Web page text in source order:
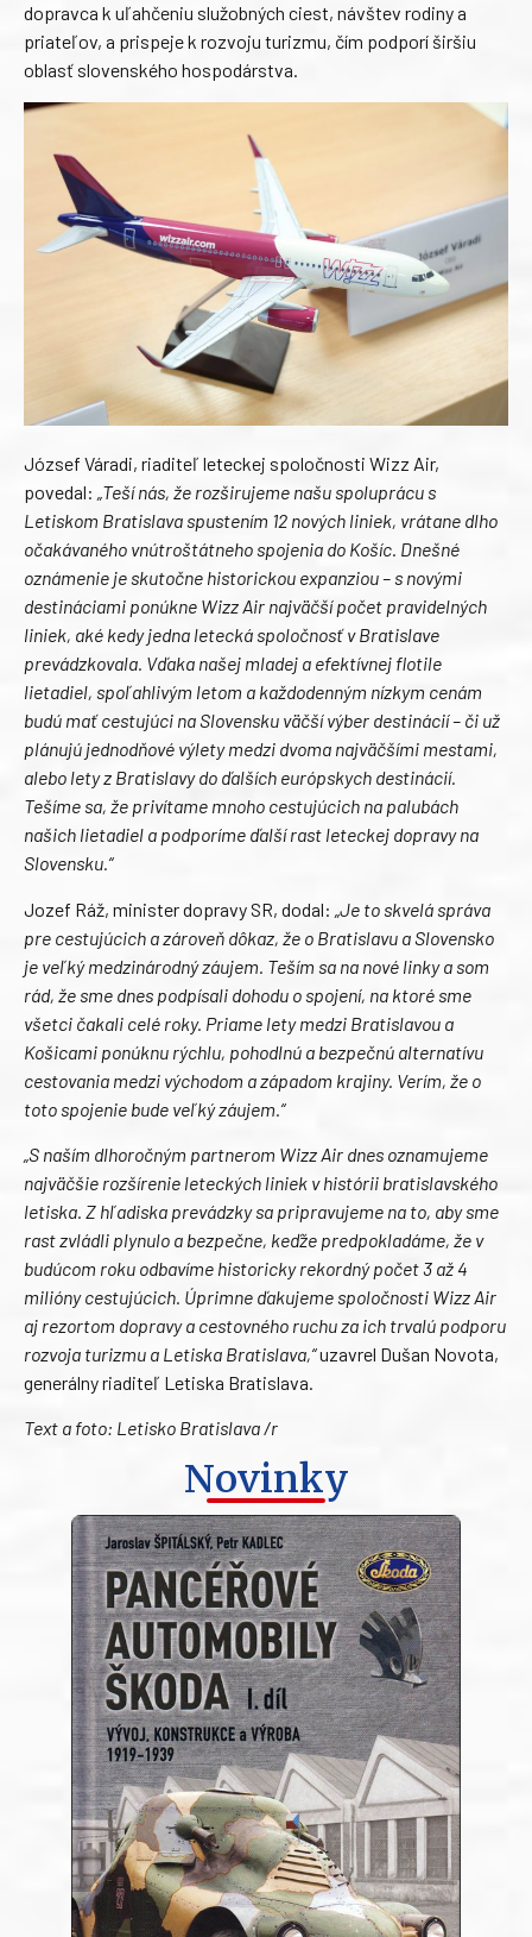
dopravca k uľahčeniu služobných ciest, návštev rodiny a
priateľov, a prispeje k rozvoju turizmu, čím podporí širšiu
oblasť slovenského hospodárstva.
József Váradi, riaditeľ leteckej spoločnosti Wizz Air,
povedal: „Teší nás, že rozširujeme našu spoluprácu s
Letiskom Bratislava spustením 12 nových liniek, vrátane dlho
očakávaného vnútroštátneho spojenia do Košíc. Dnešné
oznámenie je skutočne historickou expanziou – s novými
destináciami ponúkne Wizz Air najväčší počet pravidelných
liniek, aké kedy jedna letecká spoločnosť v Bratislave
prevádzkovala. Vďaka našej mladej a efektívnej flotile
lietadiel, spoľahlivým letom a každodenným nízkym cenám
budú mať cestujúci na Slovensku väčší výber destinácií – či už
plánujú jednodňové výlety medzi dvoma najväčšími mestami,
alebo lety z Bratislavy do ďalších európskych destinácií.
Tešíme sa, že privítame mnoho cestujúcich na palubách
našich lietadiel a podporíme ďalší rast leteckej dopravy na
Slovensku.“
Jozef Ráž, minister dopravy SR, dodal: „Je to skvelá správa
pre cestujúcich a zároveň dôkaz, že o Bratislavu a Slovensko
je veľký medzinárodný záujem. Teším sa na nové linky a som
rád, že sme dnes podpísali dohodu o spojení, na ktoré sme
všetci čakali celé roky. Priame lety medzi Bratislavou a
Košicami ponúknu rýchlu, pohodlnú a bezpečnú alternatívu
cestovania medzi východom a západom krajiny. Verím, že o
toto spojenie bude veľký záujem.“
„S naším dlhoročným partnerom Wizz Air dnes oznamujeme
najväčšie rozšírenie leteckých liniek v histórii bratislavského
letiska. Z hľadiska prevádzky sa pripravujeme na to, aby sme
rast zvládli plynulo a bezpečne, keďže predpokladáme, že v
budúcom roku odbavíme historicky rekordný počet 3 až 4
milióny cestujúcich. Úprimne ďakujeme spoločnosti Wizz Air
aj rezortom dopravy a cestovného ruchu za ich trvalú podporu
rozvoja turizmu a Letiska Bratislava,“uzavrel Dušan Novota,
generálny riaditeľ Letiska Bratislava.
Text a foto: Letisko Bratislava /r
Novinky